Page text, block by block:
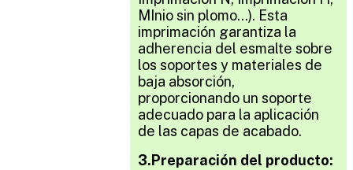
MInio sin plomo…). Esta
imprimación garantiza la
adherencia del esmalte sobre
los soportes y materiales de
baja absorción,
proporcionando un soporte
adecuado para la aplicación
de las capas de acabado.
3.Preparación del producto: